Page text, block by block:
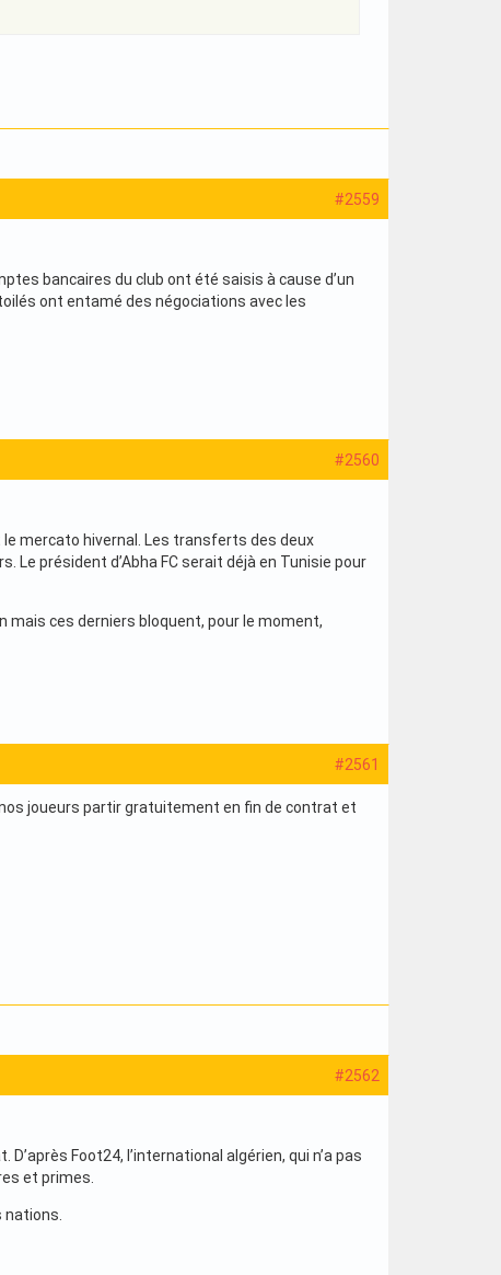
#2559
bancaires du club ont été saisis à cause d’un
ont entamé des négociations avec les
#2560
le mercato hivernal. Les transferts des deux
Le président d’Abha FC serait déjà en Tunisie pour
mais ces derniers bloquent, pour le moment,
#2561
joueurs partir gratuitement en fin de contrat et
#2562
Foot24, l’international algérien, qui n’a pas
et primes.
nations.